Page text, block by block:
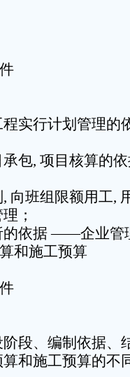
实行计划管理
包, 项目核算的
向班组限额用工,
；
的依据 ——企业管
和施工预算
段、编制依据、
和施工预算的不